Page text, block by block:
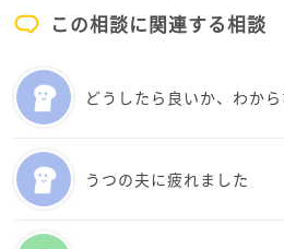
として一緒に行くべきでしょう
緒で毎週夫の実家を訪れるこ
りつつも不公平感が拭えませ
ネガティブな考えになってし
この相談に関連する相談
どうしたら良いか、わか
うつの夫に疲れました